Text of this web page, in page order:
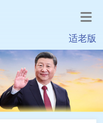
适老版